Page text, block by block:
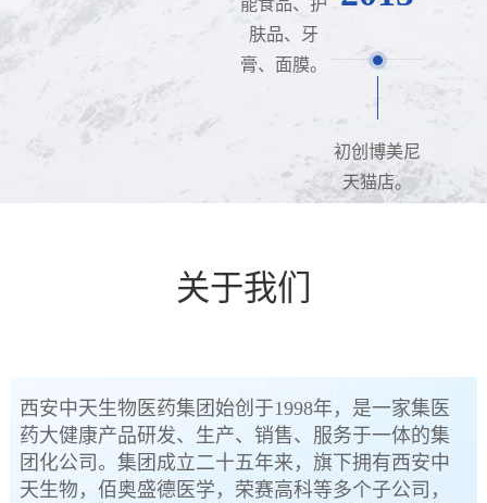
肤品、牙
膏、面膜。
初创博美尼
天猫店。
关于我们
西安中天生物医药集团始创于1998年，是一家集医
药大健康产品研发、生产、销售、服务于一体的集
团化公司。集团成立二十五年来，旗下拥有西安中
天生物，佰奥盛德医学，荣赛高科等多个子公司，